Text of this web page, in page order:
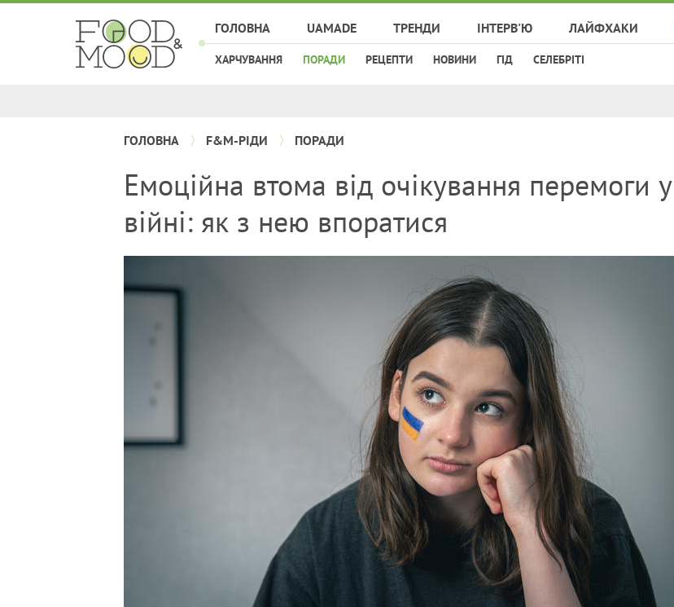
ГОЛОВНА UAMADE ТРЕНДИ ІНТЕРВ'Ю ЛАЙФХАКИ
ХАРЧУВАННЯ ПОРАДИ РЕЦЕПТИ НОВИНИ ГІД СЕЛЕБРІТІ
ГОЛОВНА F&M-РІДИ ПОРАДИ
Емоційна втома від очікування перемоги у
війні: як з нею впоратися